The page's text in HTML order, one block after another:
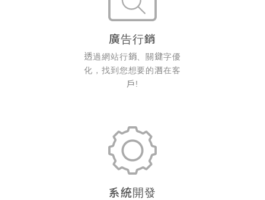
廣告行銷
透過網站行銷、關鍵字優
化，找到您想要的潛在客
戶!
系統開發